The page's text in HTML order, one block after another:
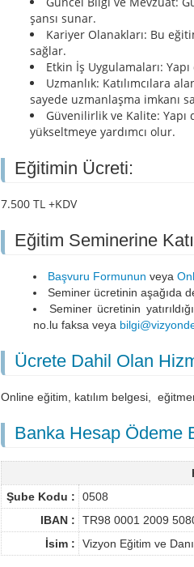
şansı sunar.
Kariyer Olanakları: Bu
sağlar.
Etkin İş Uygulamaları:
Uzmanlık: Katılımcılara
sayede uzmanlaşma imkanı
Güvenilirlik ve Kalite:
yükseltmeye yardımcı olur.
Eğitimin Ücreti:
7.500 TL +KDV
Eğitim Seminerine
Başvuru Formunun veya
Seminer ücretinin aşağıda
Seminer ücretinin
no.lu faksa veya
Ücrete Dahil Olan
Online eğitim, katılım belgesi,
Banka Hesap Ödeme
Şube Kodu :
0508
IBAN :
TR98 0001 2009
İsim :
Vizyon Eğitim ve